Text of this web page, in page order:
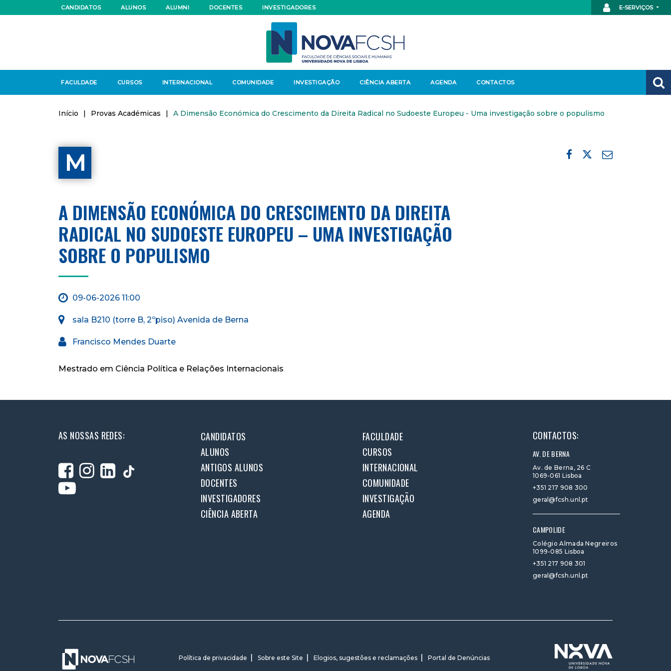
E-SERVIÇOS
CANDIDATOS ALUNOS ALUMNI DOCENTES INVESTIGADORES
FACULDADE CURSOS INTERNACIONAL COMUNIDADE INVESTIGAÇÃO CIÊNCIA ABERTA AGENDA CONTACTOS
Início | Provas Académicas | A Dimensão Económica do Crescimento da Direita Radical no Sudoeste Europeu - Uma investigação sobre o populismo
M
A DIMENSÃO ECONÓMICA DO CRESCIMENTO DA DIREITA
RADICAL NO SUDOESTE EUROPEU – UMA INVESTIGAÇÃO
SOBRE O POPULISMO
09-06-2026 11:00
sala B210 (torre B, 2ºpiso) Avenida de Berna
Francisco Mendes Duarte
Mestrado em Ciência Política e Relações Internacionais
AS NOSSAS REDES: CANDIDATOS
FACULDADE
ALUNOS
CURSOS
ANTIGOS ALUNOS
INTERNACIONAL
DOCENTES
COMUNIDADE
INVESTIGADORES
INVESTIGAÇÃO
CIÊNCIA ABERTA
AGENDA
CONTACTOS:
AV. DE BERNA
Av. de Berna, 26 C
1069-061 Lisboa
+351 217 908 300
geral@fcsh.unl.pt
CAMPOLIDE
Colégio Almada Negreiros
1099-085 Lisboa
+351 217 908 301
geral@fcsh.unl.pt
Política de privacidade Sobre este Site Elogios, sugestões e reclamações Portal de Denúncias